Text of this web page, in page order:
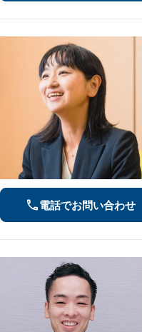
電話でお問い合わせ